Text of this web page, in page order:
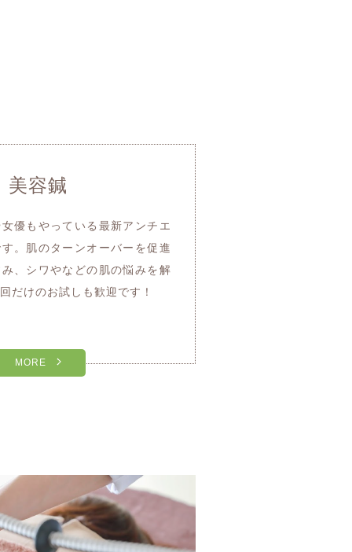
美容鍼
優もやっている最新アンチエ
。肌のターンオーバーを促進
、シワやなどの肌の悩みを解
だけのお試しも歓迎です！
MORE